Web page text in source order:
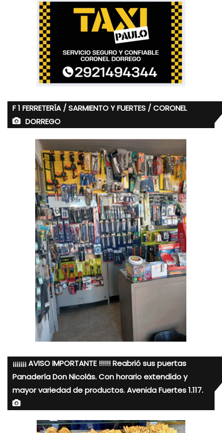
F 1 FERRETERÍA / SARMIENTO Y FUERTES / CORONEL
DORREGO
¡¡¡¡¡¡¡ AVISO IMPORTANTE !!!!!! Reabrió sus puertas
Panadería Don Nicolás. Con horario extendido y
mayor variedad de productos. Avenida Fuertes 1.117.